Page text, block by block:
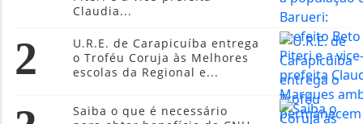
4
roubos de celular em 7
meses; média é de 1 caso a
cada 9...
transplante de órgãos em 2